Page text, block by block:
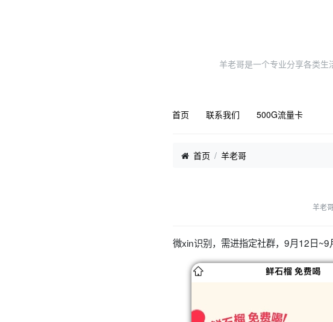
羊老哥是一个专业分享各类生
首页 联系我们 500G流量卡
首页 羊老哥
羊老
微xin识别，需进指定社群，9月12日